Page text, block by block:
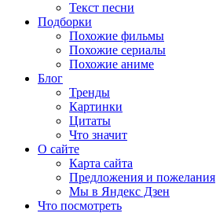
Текст песни
Подборки
Похожие фильмы
Похожие сериалы
Похожие аниме
Блог
Тренды
Картинки
Цитаты
Что значит
О сайте
Карта сайта
Предложения и пожелания
Мы в Яндекс Дзен
Что посмотреть